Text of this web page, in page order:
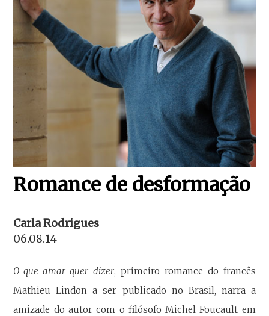
Romance de desformação
Carla Rodrigues
06.08.14
O que amar quer dizer, primeiro romance do francês
Mathieu Lindon a ser publicado no Brasil, narra a
amizade do autor com o filósofo Michel Foucault em